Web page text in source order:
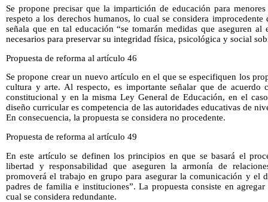
Se propone precisar que la impartición de educación para
respeto a los derechos humanos, lo cual se considera
señala que en tal educación “se tomarán medidas que aseguren
necesarios para preservar su integridad física, psicológica y social
Propuesta de reforma al artículo 46
Se propone crear un nuevo artículo en el que se especifiquen los
cultura y arte. Al respecto, es importante señalar que de
constitucional y en la misma Ley General de Educación, en el
diseño curricular es competencia de las autoridades educativas de
En consecuencia, la propuesta se considera no procedente.
Propuesta de reforma al artículo 49
En este artículo se definen los principios en que se basará el
libertad y responsabilidad que aseguren la armonía de
promoverá el trabajo en grupo para asegurar la comunicación y el
padres de familia e instituciones”. La propuesta consiste en
cual se considera redundante.